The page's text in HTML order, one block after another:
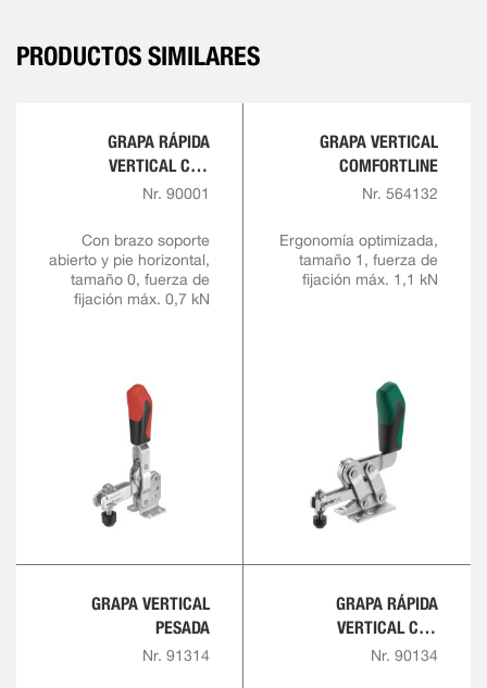
PRODUCTOS SIMILARES
GRAPA RÁPIDA
VERTICAL CON
EMPUÑADURA ROJA
Nr. 90001
Con brazo soporte
abierto y pie horizontal,
tamaño 0, fuerza de
fijación máx. 0,7 kN
GRAPA VERTICAL
COMFORTLINE
Nr. 564132
Ergonomía optimizada,
tamaño 1, fuerza de
fijación máx. 1,1 kN
GRAPA VERTICAL
PESADA
Nr. 91314
GRAPA RÁPIDA
VERTICAL CON
EMPUÑADURA ROJA Y
Nr. 90134